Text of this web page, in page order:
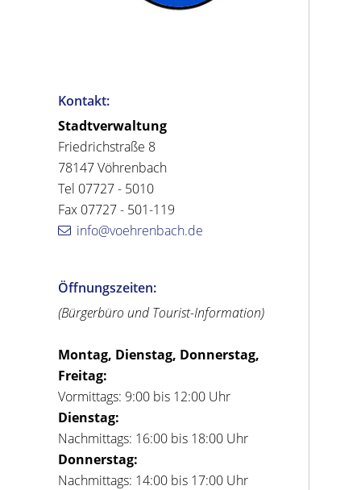
Kontakt:
Stadtverwaltung
Friedrichstraße 8
78147 Vöhrenbach
Tel 07727 - 5010
Fax 07727 - 501-119
info@voehrenbach.de
Öffnungszeiten:
(Bürgerbüro und Tourist-Information)
Montag, Dienstag, Donnerstag,
Freitag:
Vormittags: 9:00 bis 12:00 Uhr
Dienstag:
Nachmittags: 16:00 bis 18:00 Uhr
Donnerstag:
Nachmittags: 14:00 bis 17:00 Uhr